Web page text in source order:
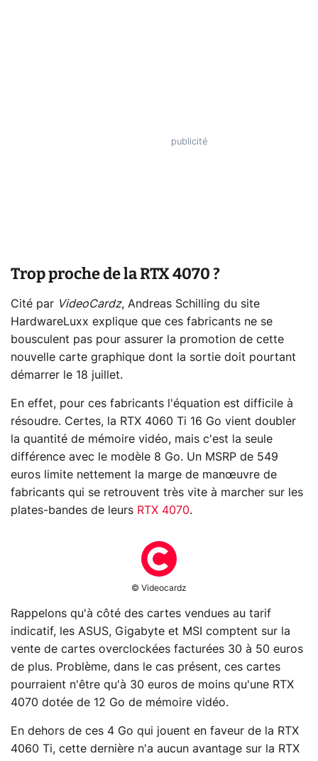
Trop proche de la RTX 4070 ?
Cité par VideoCardz, Andreas Schilling du site
HardwareLuxx explique que ces fabricants ne se
bousculent pas pour assurer la promotion de cette
nouvelle carte graphique dont la sortie doit pourtant
démarrer le 18 juillet.
En effet, pour ces fabricants l'équation est difficile à
résoudre. Certes, la RTX 4060 Ti 16 Go vient doubler
la quantité de mémoire vidéo, mais c'est la seule
différence avec le modèle 8 Go. Un MSRP de 549
euros limite nettement la marge de manœuvre de
fabricants qui se retrouvent très vite à marcher sur les
plates-bandes de leurs RTX 4070.
© Videocardz
Rappelons qu'à côté des cartes vendues au tarif
indicatif, les ASUS, Gigabyte et MSI comptent sur la
vente de cartes overclockées facturées 30 à 50 euros
de plus. Problème, dans le cas présent, ces cartes
pourraient n'être qu'à 30 euros de moins qu'une RTX
4070 dotée de 12 Go de mémoire vidéo.
En dehors de ces 4 Go qui jouent en faveur de la RTX
4060 Ti, cette dernière n'a aucun avantage sur la RTX